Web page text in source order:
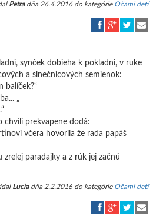
Petradňa 26.4.2016 do kategórie Očami detí
synček dobieha k pokladni, v ruke
a slnečnicových semienok:
balíček?“
„
chvíli prekvapene dodá:
včera hovorila že rada papáš
zrelej paradajky a z rúk jej začnú
Luciadňa 2.2.2016 do kategórie Očami detí